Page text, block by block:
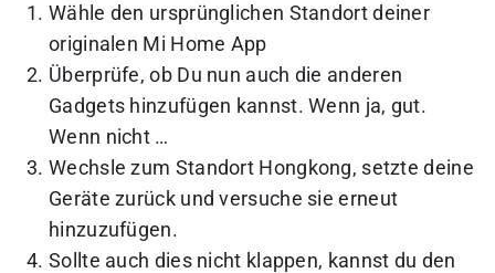
Wähle den ursprünglichen Standort deiner
originalen Mi Home App
Überprüfe, ob Du nun auch die anderen
Gadgets hinzufügen kannst. Wenn ja, gut.
Wenn nicht …
Wechsle zum Standort Hongkong, setzte deine
Geräte zurück und versuche sie erneut
hinzuzufügen.
Sollte auch dies nicht klappen, kannst du den